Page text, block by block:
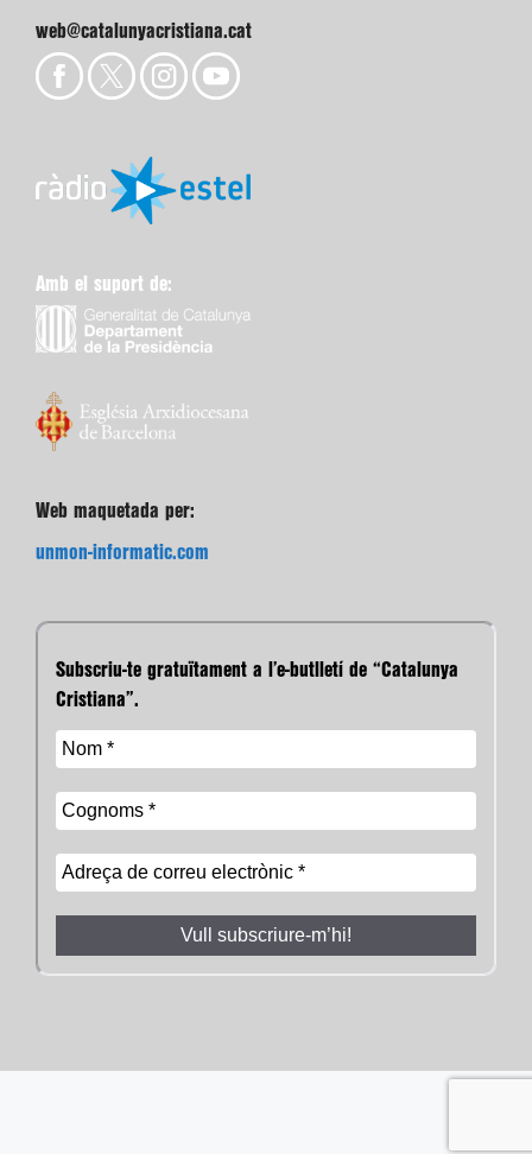
web@catalunyacristiana.cat
Amb el suport de:
Web maquetada per:
unmon-informatic.com
Subscriu-te gratuïtament a l’e-butlletí de “Catalunya
Cristiana”.